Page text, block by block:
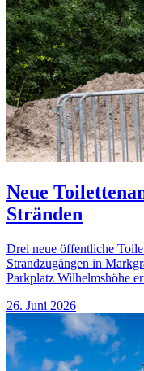
Neue
Stränden
Drei neue öffentliche
Strandzugängen in
Parkplatz Wilhelmshöhe
26. Juni 2026